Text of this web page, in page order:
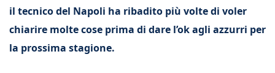
il tecnico del Napoli ha ribadito più volte di voler
chiarire molte cose prima di dare l’ok agli azzurri per
la prossima stagione.